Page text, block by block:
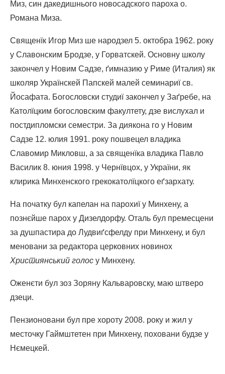
Миз, син дакедишнього новосадского пароха о.
Романа Миза.
Священїк Игор Миз ше народзел 5. октобра 1962. року
у Славонским Бродзе, у Горватскей. Основну школу
закончел у Новим Садзе, ґимназию у Риме (Италия) як
школяр Українскей Папскей малей семинариї св.
Йосафата. Богословски студиї закончел у Заґребе, на
Католїцким богословским факултету, дзе вислухал и
постдипломски семестри. За диякона го у Новим
Садзе 12. юлия 1991. року пошвецел владика
Славомир Микловш, а за священїка владика Павло
Василик 8. юния 1998. у Чернївцох, у України, як
клирика Минхенского грекокатолїцкого еґзархату.
На початку бул капелан на парохиї у Минхену, а
познєйше парох у Дизелдорфу. Оталь бул премесцени
за душпастира до Лудвиґсфелду при Минхену, и бул
меновани за редактора церковних новинох
Християнський голос у Минхену.
Оженєти бул зоз Зоряну Кальваровску, маю штверо
дзеци.
Пензионовани бул пре хороту 2008. року и жил у
месточку Гаймштетен при Минхену, поховани будзе у
Нємецкей.